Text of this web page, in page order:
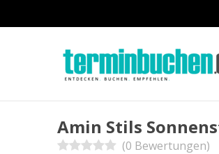
Amin Stils
(0 Bewertungen)